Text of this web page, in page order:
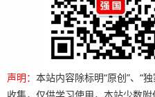
声明： 本站内容除标明“原创”、“